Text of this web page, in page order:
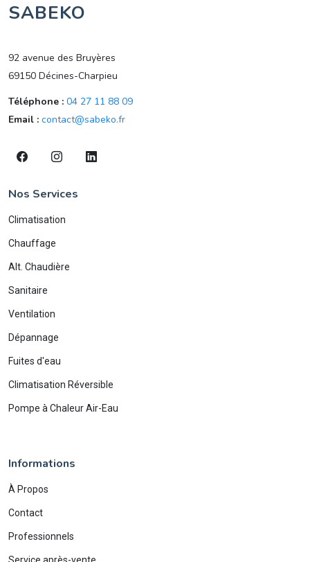
SABEKO
92 avenue des Bruyères
69150 Décines-Charpieu
Téléphone : 04 27 11 88 09
Email : contact@sabeko.fr
Nos Services
Climatisation
Chauffage
Alt. Chaudière
Sanitaire
Ventilation
Dépannage
Fuites d'eau
Climatisation Réversible
Pompe à Chaleur Air-Eau
Informations
À Propos
Contact
Professionnels